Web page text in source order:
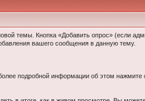
темы. Кнопка «Добавить опрос» (если
вашего сообщения в данную тему.
подробной информации об этом